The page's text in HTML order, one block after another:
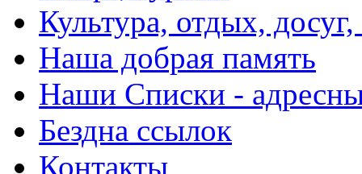
Культура, отдых,
Наша добрая память
Наши Списки -
Бездна ссылок
Контакты